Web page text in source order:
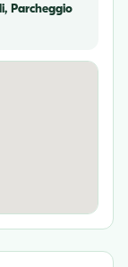
Parcheggio